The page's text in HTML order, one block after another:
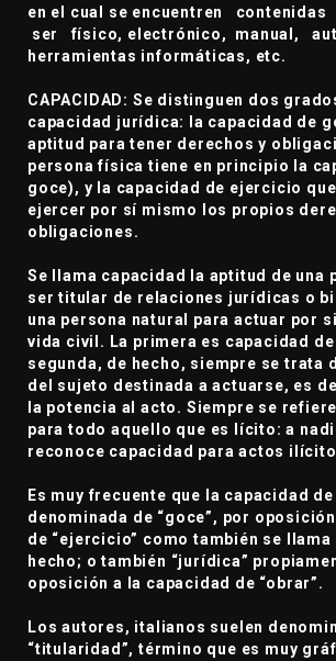
en el cual se encuentren
ser físico, electrónico, manual,
herramientas informáticas, etc.
CAPACIDAD: Se distinguen dos
capacidad jurídica: la capacidad de
aptitud para tener derechos y
persona física tiene en principio la
goce), y la capacidad de ejercicio
ejercer por sí mismo los propios
obligaciones.
Se llama capacidad la aptitud de una
ser titular de relaciones jurídicas o
una persona natural para actuar por
vida civil. La primera es capacidad
segunda, de hecho, siempre se trata
del sujeto destinada a actuarse, es
la potencia al acto. Siempre se
para todo aquello que es lícito: a
reconoce capacidad para actos
Es muy frecuente que la capacidad
denominada de “goce”, por
de “ejercicio” como también se
hecho; o también “jurídica”
oposición a la capacidad de “obrar”.
Los autores, italianos suelen
“titularidad”, término que es muy